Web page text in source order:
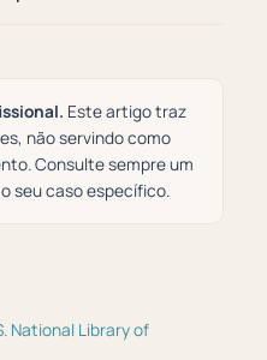
Este artigo traz
não servindo como
Consulte sempre um
seu caso específico.
National Library of